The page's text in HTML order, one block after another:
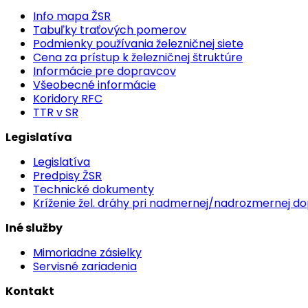
Info mapa ŽSR
Tabuľky traťových pomerov
Podmienky používania železničnej siete
Cena za prístup k železničnej štruktúre
Informácie pre dopravcov
Všeobecné informácie
Koridory RFC
TTR v SR
Legislatíva
Legislatíva
Predpisy ŽSR
Technické dokumenty
Kríženie žel. dráhy pri nadmernej/nadrozmernej
Iné služby
Mimoriadne zásielky
Servisné zariadenia
Kontakt